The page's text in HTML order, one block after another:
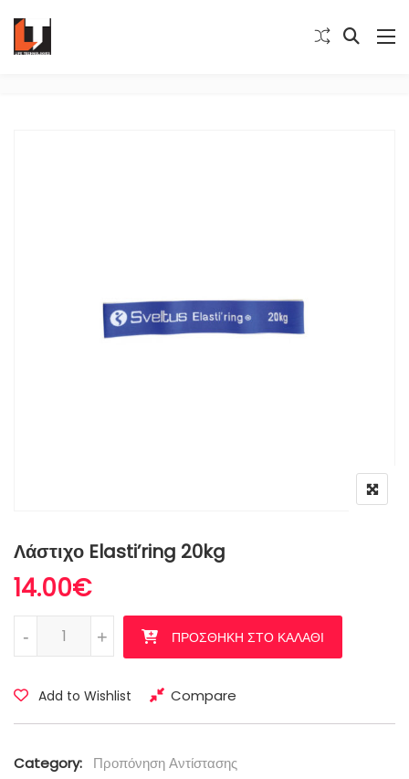
Λάστιχο Elasti’ring 20kg
14.00€
Λάστιχο Elasti'ring 20kg ποσότητα
+
- ΠΡΟΣΘΉΚΗ ΣΤΟ ΚΑΛΆΘΙ
Add to Wishlist Compare
Category: Προπόνηση Αντίστασης